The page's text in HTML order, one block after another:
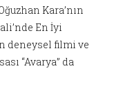
Kara’nın
En İyi
deneysel filmi ve
“Avarya” da